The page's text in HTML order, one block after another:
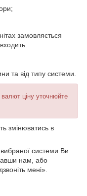
замовляється
та від типу системи.
ціну уточнюйте
змінюватись в
системи Ви
нам, або
мені».